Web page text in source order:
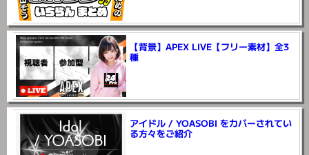
【背景】APEX LIVE【フリー素材】全3
種
アイドル / YOASOBI をカバーされてい
る方々をご紹介